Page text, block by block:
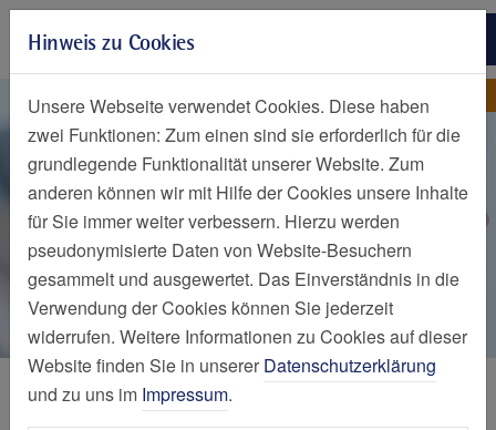
Zur Hauptnavigation springen
Zum Seiteninhalt springen
Zum Seitenende springen
Vorstand Elisabeth-Krankenhaus Essen
Über uns
Hinweis zu Cookies
Unsere Webseite verwendet Cookies. Diese haben
zwei Funktionen: Zum einen sind sie erforderlich für die
grundlegende Funktionalität unserer Website. Zum
anderen können wir mit Hilfe der Cookies unsere Inhalte
für Sie immer weiter verbessern. Hierzu werden
pseudonymisierte Daten von Website-Besuchern
gesammelt und ausgewertet. Das Einverständnis in die
Verwendung der Cookies können Sie jederzeit
widerrufen. Weitere Informationen zu Cookies auf dieser
Website finden Sie in unserer Datenschutzerklärung
und zu uns im Impressum.